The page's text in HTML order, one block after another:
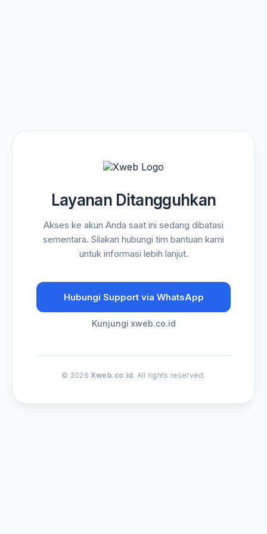
Layanan Ditangguhkan
Akses ke akun Anda saat ini sedang dibatasi
sementara. Silakan hubungi tim bantuan kami
untuk informasi lebih lanjut.
Hubungi Support via WhatsApp
Kunjungi xweb.co.id
© 2026 Xweb.co.id. All rights reserved.